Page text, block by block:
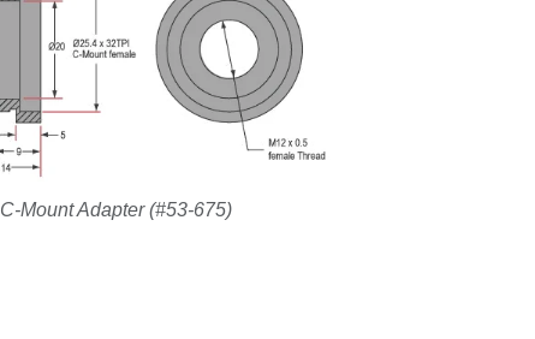
C-Mount Adapter (#53-675)